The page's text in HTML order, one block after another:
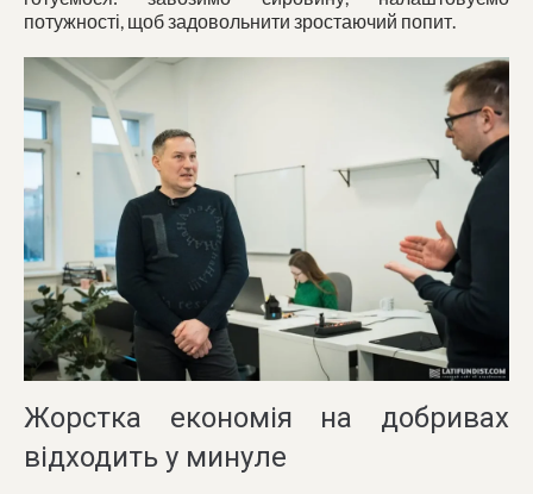
потужності, щоб задовольнити зростаючий попит.
Жорстка економія на добривах
відходить у минуле